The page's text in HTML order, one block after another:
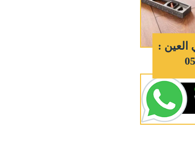
العين :